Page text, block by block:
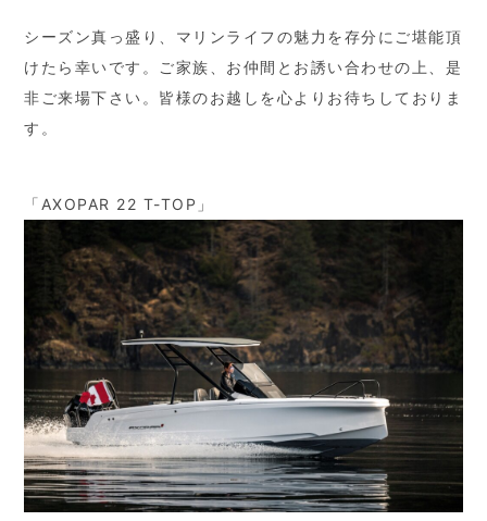
シーズン真っ盛り、マリンライフの魅力を存分にご堪能頂
けたら幸いです。ご家族、お仲間とお誘い合わせの上、是
非ご来場下さい。皆様のお越しを心よりお待ちしておりま
す。
「AXOPAR 22 T-TOP」